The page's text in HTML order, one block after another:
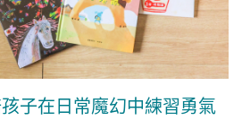
子在日常魔幻中練習勇氣